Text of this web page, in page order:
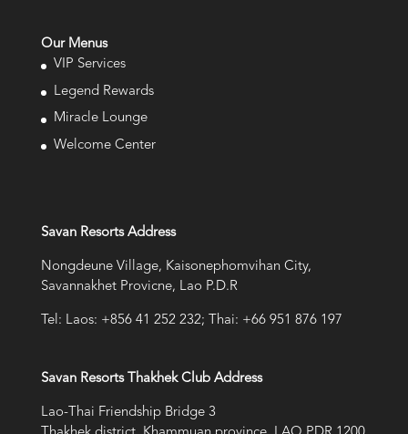
Our Menus
VIP Services
Legend Rewards
Miracle Lounge
Welcome Center
Savan Resorts Address
Nongdeune Village, Kaisonephomvihan City,
Savannakhet Provicne, Lao P.D.R
Tel: Laos: +856 41 252 232; Thai: +66 951 876 197
Savan Resorts Thakhek Club Address
Lao-Thai Friendship Bridge 3